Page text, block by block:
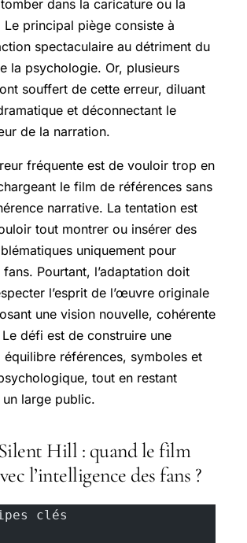
dans la caricature ou la
Le principal piège consiste à
spectaculaire au détriment du
la psychologie. Or, plusieurs
souffert de cette erreur, diluant
et déconnectant le
de la narration.
fréquente est de vouloir trop en
le film de références sans
narrative. La tentation est
tout montrer ou insérer des
uniquement pour
Pourtant, l’adaptation doit
l’esprit de l’œuvre originale
une vision nouvelle, cohérente
défi est de construire une
équilibre références, symboles et
tout en restant
large public.
Hill : quand le film
l’intelligence des fans ?
clés